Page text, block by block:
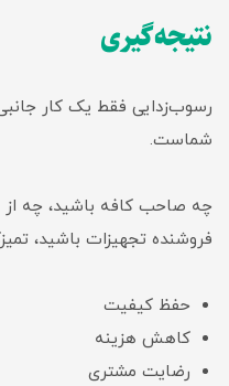
نتیجه‌گیری
رسوب‌زدایی فقط یک کار
شماست.
چه صاحب کافه باشید، چه از
فروشنده تجهیزات باشید،
حفظ کیفیت
کاهش هزینه
رضایت مشتری